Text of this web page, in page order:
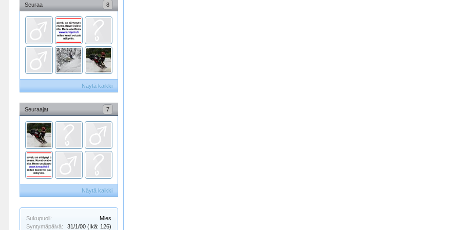
Seuraa 8
Näytä kaikki
Seuraajat 7
Näytä kaikki
Sukupuoli:
Mies
Syntymäpäivä:
31/1/00 (Ikä: 126)